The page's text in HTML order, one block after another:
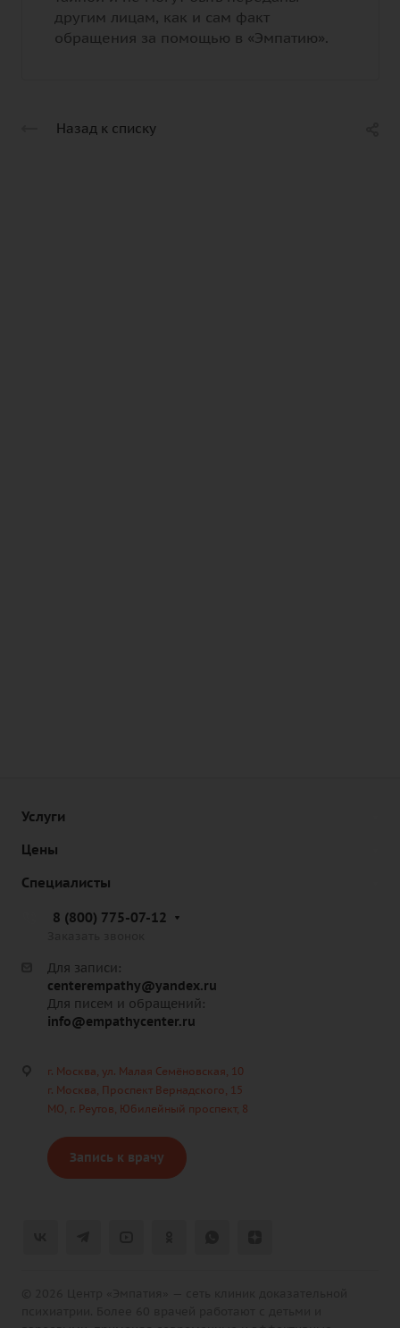
другим лицам, как и сам факт
обращения за помощью в «Эмпатию».
Назад к списку
Услуги
Цены
Специалисты
8 (800) 775-07-12
Для записи:
centerempathy@yandex.ru
Для писем и обращений:
info@empathycenter.ru
г. Москва, ул. Малая Семёновская, 10
г. Москва, Проспект Вернадского, 15
МО, г. Реутов, Юбилейный проспект, 8
Запись к врачу